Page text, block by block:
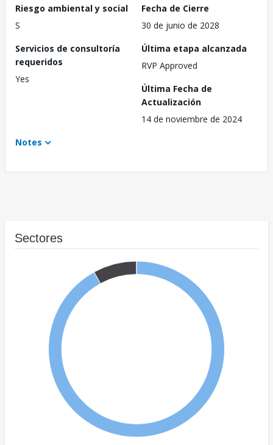
Riesgo ambiental y social
S
Fecha de Cierre
30 de junio de 2028
Servicios de consultoría
requeridos
Yes
Última etapa alcanzada
RVP Approved
Última Fecha de
Actualización
14 de noviembre de 2024
Notes
Sectores